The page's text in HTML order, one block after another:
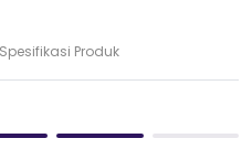
Spesifikasi Produk